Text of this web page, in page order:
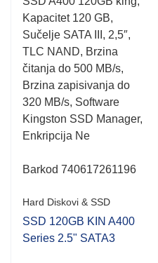
0.001
out
of
5
Kapacitet 120 GB,
Sučelje SATA III, 2,5″,
TLC NAND, Brzina
čitanja do 500 MB/s,
Brzina zapisivanja do
320 MB/s, Software
Kingston SSD Manager,
Enkripcija Ne
Barkod 740617261196
Hard Diskovi & SSD
SSD 120GB KIN A400
Series 2.5" SATA3